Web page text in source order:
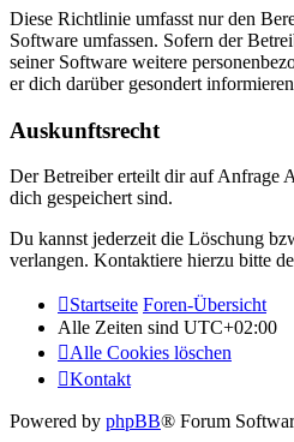
Diese Richtlinie umfasst nur den
Software umfassen. Sofern der
seiner Software weitere
er dich darüber gesondert
Auskunftsrecht
Der Betreiber erteilt dir auf Anfrage
dich gespeichert sind.
Du kannst jederzeit die Löschung
verlangen. Kontaktiere hierzu bitte
Startseite Foren-Übersicht
Alle Zeiten sind UTC+02:00
Alle Cookies löschen
Kontakt
Powered by phpBB® Forum